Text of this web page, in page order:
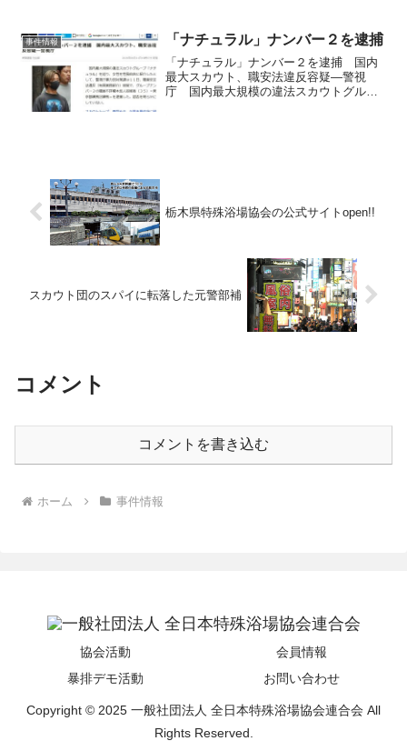
った疑いで、福岡市の性風俗店経営者の
男が逮捕されました。風...
事件情報 「ナチュラル」ナンバー２を逮捕
「ナチュラル」ナンバー２を逮捕 国内
最大スカウト、職安法違反容疑―警視
庁 国内最大規模の違法スカウトグルー
栃木県特殊浴場協会の公式サイトopen!!
スカウト団のスパイに転落した元警部補
コメント
コメントを書き込む
ホーム 事件情報
協会活動
会員情報
暴排デモ活動
お問い合わせ
Copyright © 2025 一般社団法人 全日本特殊浴場協会連合会 All
Rights Reserved.